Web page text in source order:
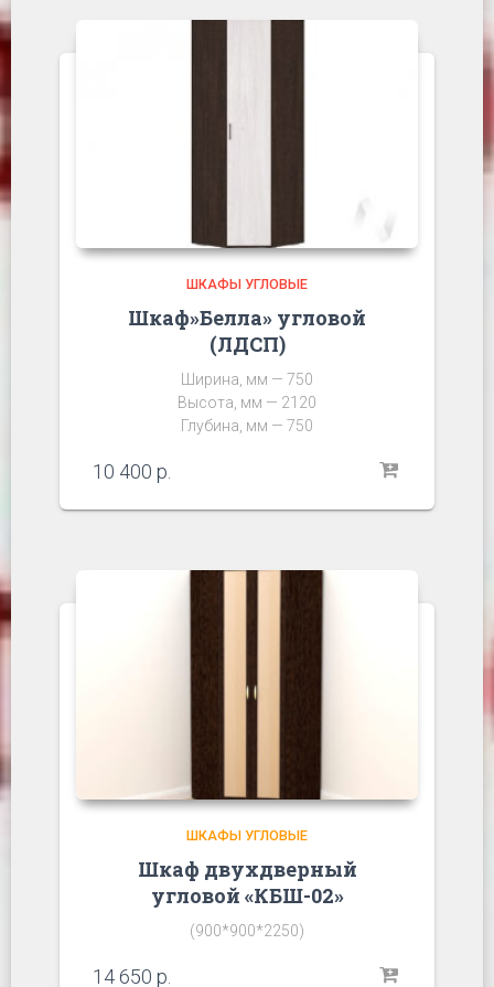
ШКАФЫ УГЛОВЫЕ
Шкаф»Белла» угловой
(ЛДСП)
Ширина, мм — 750
Высота, мм — 2120
Глубина, мм — 750
10 400 р.
ШКАФЫ УГЛОВЫЕ
Шкаф двухдверный
угловой «КБШ-02»
(900*900*2250)
14 650 р.